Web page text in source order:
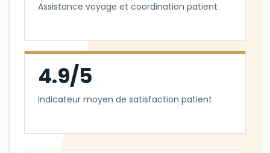
Assistance voyage et coordination patient
4.9/5
Indicateur moyen de satisfaction patient